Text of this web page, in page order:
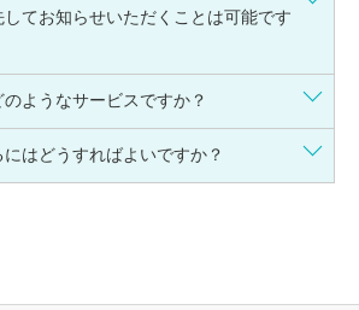
てお知らせいただくことは可能です
ようなサービスですか？
はどうすればよいですか？